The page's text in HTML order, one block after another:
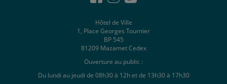
Hôtel de Ville
1, Place Georges Tournier
BP 545
81209 Mazamet Cedex
Ouverture au public :
Du lundi au jeudi de 08h30 à 12h et de 13h30 à 17h30